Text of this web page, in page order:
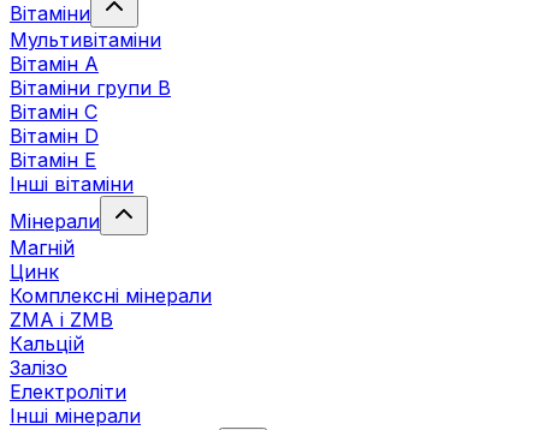
Вітаміни
Мультивітаміни
Вітамін А
Вітаміни групи В
Вітамін C
Вітамін D
Вітамін Е
Інші вітаміни
Мінерали
Магній
Цинк
Комплексні мінерали
ZMA і ZMB
Кальцій
Залізо
Електроліти
Інші мінерали